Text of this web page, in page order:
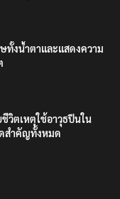
ทั้งน้ำตาและแสดงความ
วิตเหตุใช้อาวุธปืนใน
ดสำคัญทั้งหมด